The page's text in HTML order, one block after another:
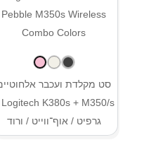
סט מקלדת ועכבר
גרפיט / אוף־ווייט / ורוד